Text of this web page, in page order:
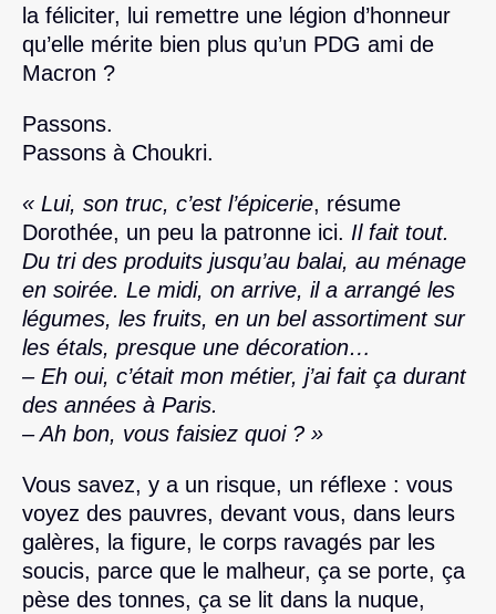
la féliciter, lui remettre une légion d’honneur
qu’elle mérite bien plus qu’un PDG ami de
Macron ?
Passons.
Passons à Choukri.
« Lui, son truc, c’est l’épicerie, résume
Dorothée, un peu la patronne ici. Il fait tout.
Du tri des produits jusqu’au balai, au ménage
en soirée. Le midi, on arrive, il a arrangé les
légumes, les fruits, en un bel assortiment sur
les étals, presque une décoration…
– Eh oui, c’était mon métier, j’ai fait ça durant
des années à Paris.
– Ah bon, vous faisiez quoi ? »
Vous savez, y a un risque, un réflexe : vous
voyez des pauvres, devant vous, dans leurs
galères, la figure, le corps ravagés par les
soucis, parce que le malheur, ça se porte, ça
pèse des tonnes, ça se lit dans la nuque,